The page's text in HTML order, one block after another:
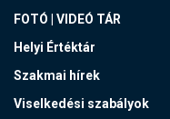
FOTÓ | VIDEÓ TÁR
Helyi Értéktár
Szakmai hírek
Viselkedési szabályok